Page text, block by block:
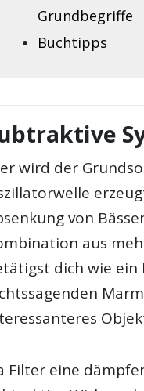
Grundbegriffe
Buchtipps
wird der
von
aus
dich wie ein
Filter eine